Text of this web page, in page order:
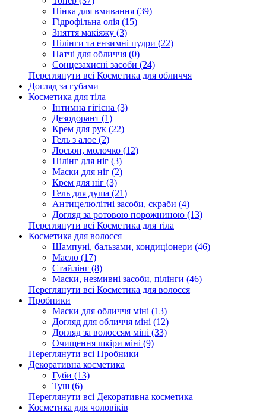
Пінка для вмивання (39)
Гідрофільна олія (15)
Зняття макіяжу (3)
Пілінги та ензимні пудри (22)
Патчі для обличчя (0)
Сонцезахисні засоби (24)
Переглянути всі Косметика для обличчя
Догляд за губами
Косметика для тіла
Інтимна гігієна (3)
Дезодорант (1)
Крем для рук (22)
Гель з алое (2)
Лосьон, молочко (12)
Пілінг для ніг (3)
Маски для ніг (2)
Крем для ніг (3)
Гель для душа (21)
Антицелюлітні засоби, скраби (4)
Догляд за ротовою порожниною (13)
Переглянути всі Косметика для тіла
Косметика для волосся
Шампуні, бальзами, кондиціонери (46)
Масло (17)
Стайлінг (8)
Маски, незмивні засоби, пілінги (46)
Переглянути всі Косметика для волосся
Пробники
Маски для обличчя міні (13)
Догляд для обличчя міні (12)
Догляд за волоссям міні (33)
Очищення шкіри міні (9)
Переглянути всі Пробники
Декоративна косметика
Губи (13)
Туш (6)
Переглянути всі Декоративна косметика
Косметика для чоловіків